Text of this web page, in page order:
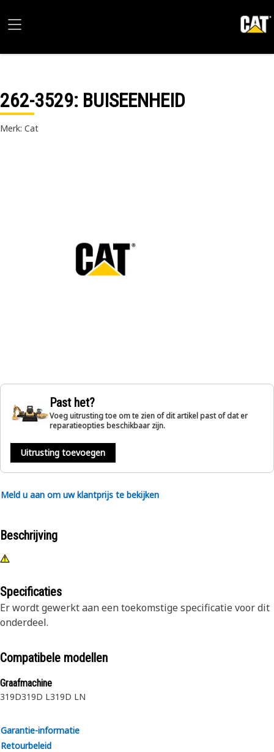
262-3529: BUISEENHEID
Merk: Cat
Past het?
Voeg uitrusting toe om te zien of dit artikel past of dat er
reparatieopties beschikbaar zijn.
Uitrusting toevoegen
Meld u aan om uw klantprijs te bekijken
Beschrijving
Specificaties
Er wordt gewerkt aan een toekomstige specificatie voor dit
onderdeel.
Compatibele modellen
Graafmachine
319D319D L319D LN
Garantie-informatie
Retourbeleid